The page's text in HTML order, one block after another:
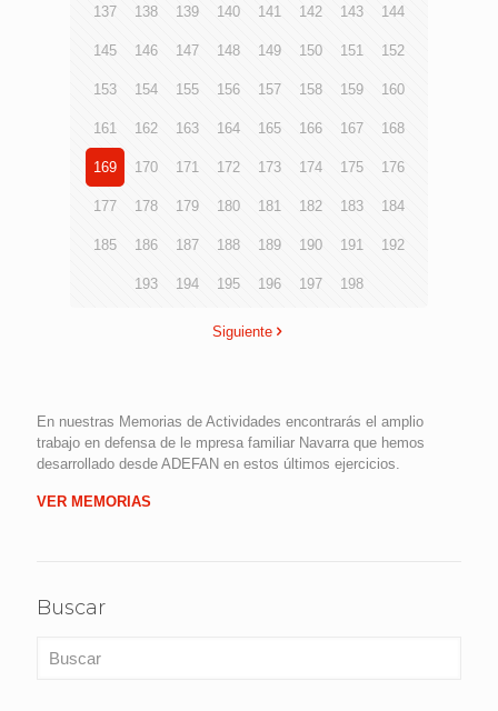
137 138 139 140 141 142 143 144
145 146 147 148 149 150 151 152
153 154 155 156 157 158 159 160
161 162 163 164 165 166 167 168
169 170 171 172 173 174 175 176
177 178 179 180 181 182 183 184
185 186 187 188 189 190 191 192
193 194 195 196 197 198
Siguiente
En nuestras Memorias de Actividades encontrarás el amplio
trabajo en defensa de le mpresa familiar Navarra que hemos
desarrollado desde ADEFAN en estos últimos ejercicios.
VER MEMORIAS
Buscar